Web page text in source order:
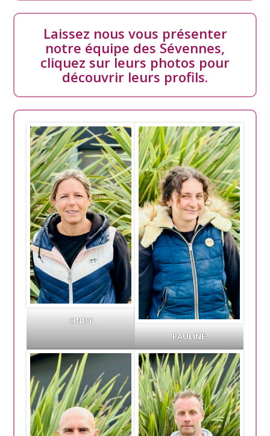
Laissez nous vous présenter
notre équipe des Sévennes,
cliquez sur leurs photos pour
découvrir leurs profils.
CINDY
PAULINE